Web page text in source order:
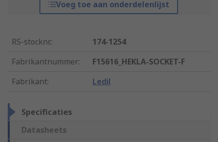
Voeg toe aan onderdelenlijst
RS-stocknr.:
174-1254
Fabrikantnummer:
F15616_HEKLA-SOCKET-F
Fabrikant: Ledil
Specificaties
Datasheets